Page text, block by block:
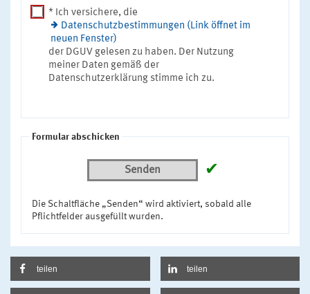
* Ich versichere, die
Datenschutzbestimmungen (Link öffnet im
neuen Fenster)
der DGUV gelesen zu haben. Der Nutzung
meiner Daten gemäß der
Datenschutzerklärung stimme ich zu.
Formular abschicken
Senden ✔
Die Schaltfläche „Senden“ wird aktiviert, sobald alle
Pflichtfelder ausgefüllt wurden.
teilen teilen